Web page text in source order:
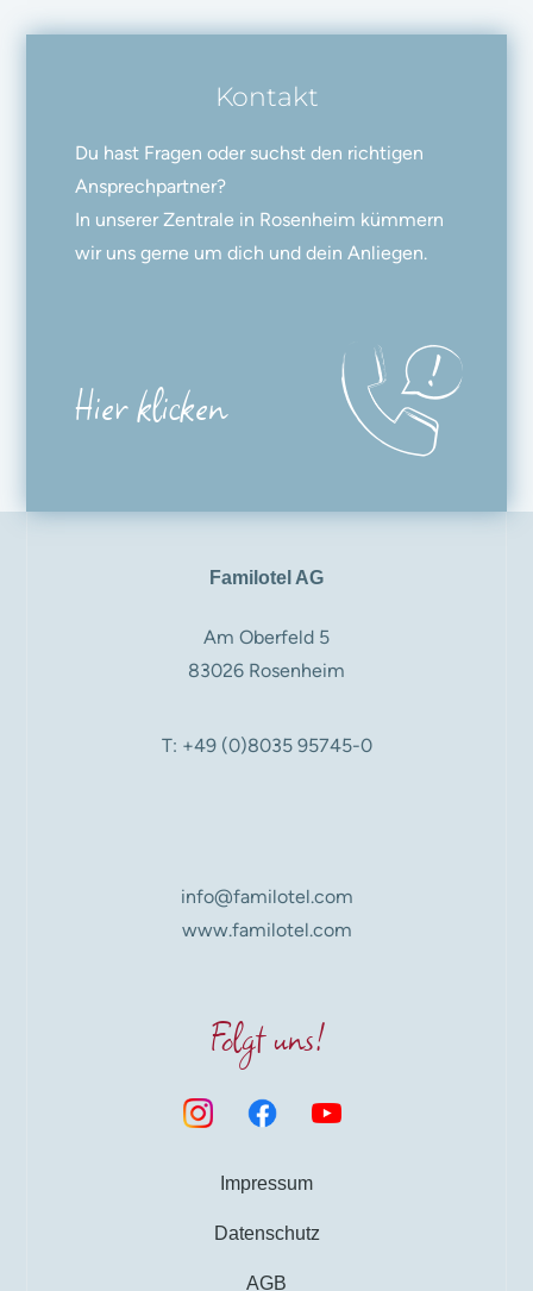
Kontakt
Du hast Fragen oder suchst den richtigen
Ansprechpartner?
In unserer Zentrale in Rosenheim kümmern
wir uns gerne um dich und dein Anliegen.
Hier klicken
Familotel AG
Am Oberfeld 5
83026 Rosenheim
T: +49 (0)8035 95745-0
info@familotel.com
www.familotel.com
Folgt uns!
Impressum
Datenschutz
AGB